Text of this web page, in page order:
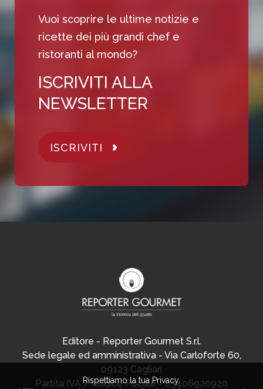
Vuoi scoprire le ultime notizie e
ricette dei più grandi chef e
ristoranti al mondo?
ISCRIVITI ALLA
NEWSLETTER
ISCRIVITI
Editore - Reporter Gourmet S.r.l.
Sede legale ed amministrativa - Via Carloforte 60,
09123 Cagliari
Partita IVA / Codice Fiscale - 03406920920
Rispettiamo la tua Privacy.